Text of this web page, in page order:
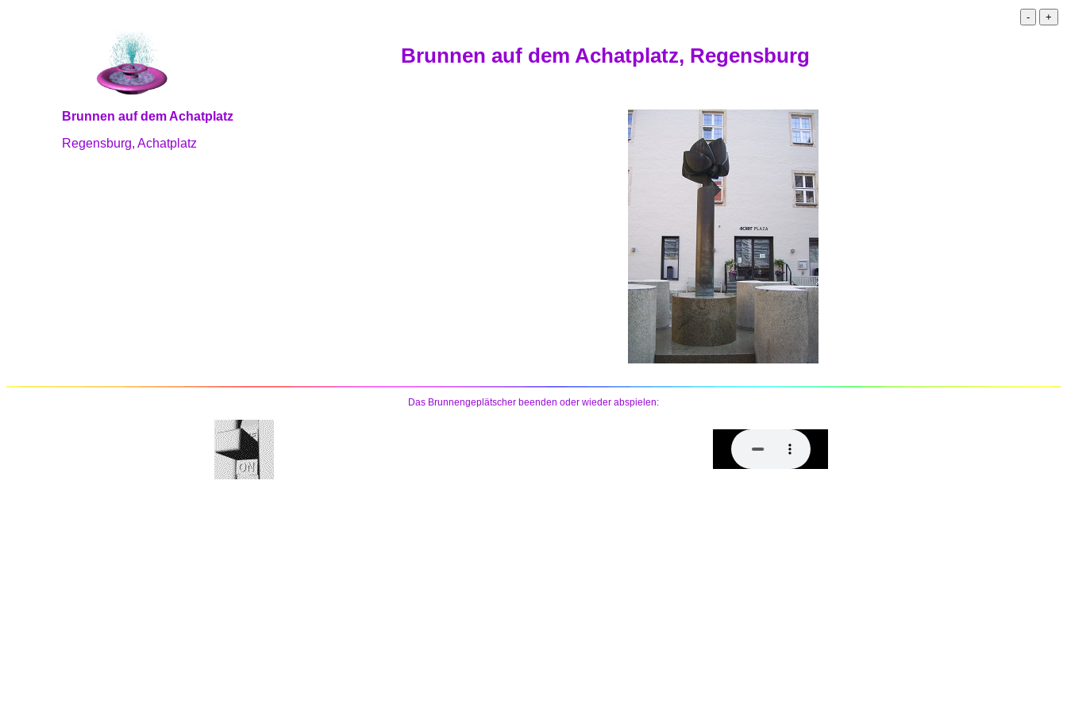
Brunnen auf dem Achatplatz, Regensburg
Brunnen auf dem Achatplatz
Regensburg, Achatplatz
Das Brunnengeplätscher beenden oder wieder abspielen: